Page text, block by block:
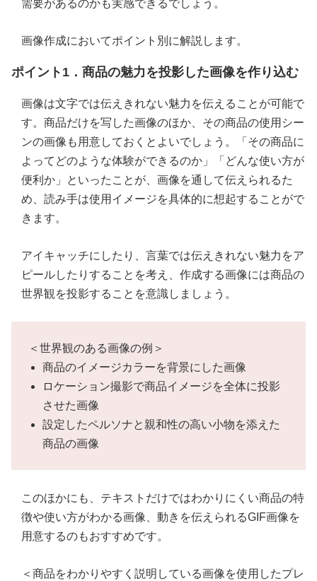
需要があるのかも実感できるでしょう。
画像作成においてポイント別に解説します。
ポイント1．商品の魅力を投影した画像を作り込む
画像は文字では伝えきれない魅力を伝えることが可能で
す。商品だけを写した画像のほか、その商品の使用シー
ンの画像も用意しておくとよいでしょう。「その商品に
よってどのような体験ができるのか」「どんな使い方が
便利か」といったことが、画像を通して伝えられるた
め、読み手は使用イメージを具体的に想起することがで
きます。
アイキャッチにしたり、言葉では伝えきれない魅力をア
ピールしたりすることを考え、作成する画像には商品の
世界観を投影することを意識しましょう。
＜世界観のある画像の例＞
商品のイメージカラーを背景にした画像
ロケーション撮影で商品イメージを全体に投影
させた画像
設定したペルソナと親和性の高い小物を添えた
商品の画像
このほかにも、テキストだけではわかりにくい商品の特
徴や使い方がわかる画像、動きを伝えられるGIF画像を
用意するのもおすすめです。
＜商品をわかりやすく説明している画像を使用したプレ